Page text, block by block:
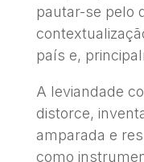
pautar-se pelo
país e,
A leviandade
distorce,
amparada e
como